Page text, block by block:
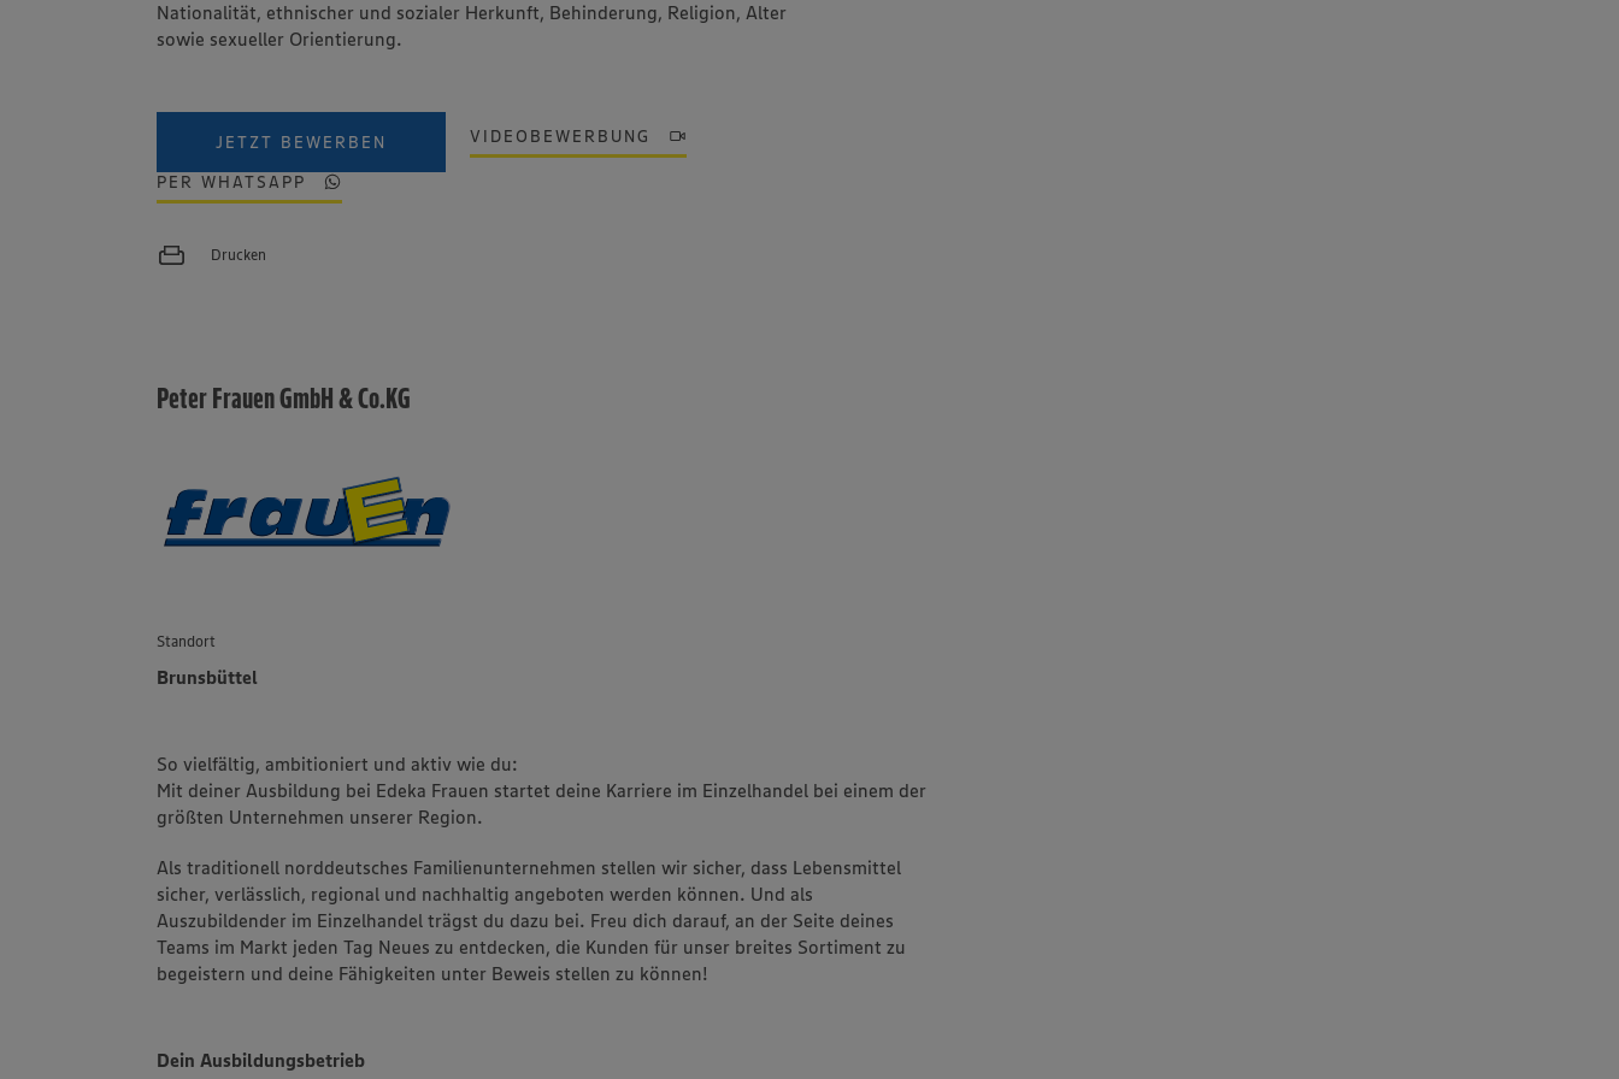
Nationalität, ethnischer und sozialer Herkunft, Behinderung, Religion, Alter
sowie sexueller Orientierung.
JETZT BEWERBEN VIDEOBEWERBUNG
PER WHATSAPP
Drucken
Peter Frauen GmbH & Co.KG
Standort
Brunsbüttel
So vielfältig, ambitioniert und aktiv wie du:
Mit deiner Ausbildung bei Edeka Frauen startet deine Karriere im Einzelhandel bei einem der
größten Unternehmen unserer Region.
Als traditionell norddeutsches Familienunternehmen stellen wir sicher, dass Lebensmittel
sicher, verlässlich, regional und nachhaltig angeboten werden können. Und als
Auszubildender im Einzelhandel trägst du dazu bei. Freu dich darauf, an der Seite deines
Teams im Markt jeden Tag Neues zu entdecken, die Kunden für unser breites Sortiment zu
begeistern und deine Fähigkeiten unter Beweis stellen zu können!
Dein Ausbildungsbetrieb